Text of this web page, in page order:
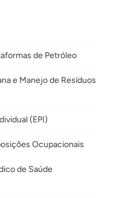
de Petróleo
e Manejo de Resíduos
(EPI)
Ocupacionais
de Saúde